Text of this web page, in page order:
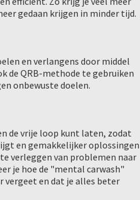
gedaan krijgen in minder tijd.
en verlangens door middel
de QRB-methode te gebruiken
onbewuste doelen.
de vrije loop kunt laten, zodat
en gemakkelijker oplossingen
verleggen van problemen naar
je hoe de "mental carwash"
vergeet en dat je alles beter